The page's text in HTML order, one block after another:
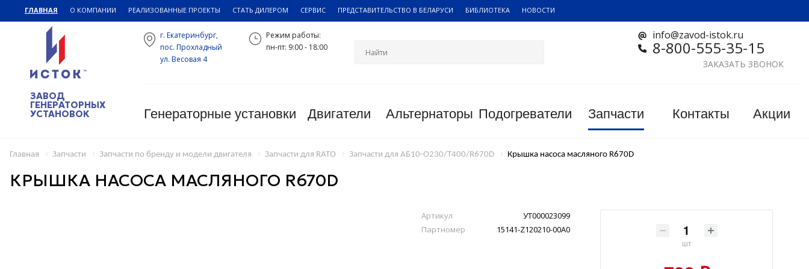
ГЛАВНАЯ О КОМПАНИИ РЕАЛИЗОВАННЫЕ ПРОЕКТЫ СТАТЬ ДИЛЕРОМ СЕРВИС ПРЕДСТАВИТЕЛЬСТВО В БЕЛАРУСИ БИБЛИОТЕКА НОВОСТИ
ЗАВОД
ГЕНЕРАТОРНЫХ
УСТАНОВОК
info@zavod-istok.ru
8-800-555-35-15
ЗАКАЗАТЬ ЗВОНОК
г. Екатеринбург,
пос. Прохладный
ул. Весовая 4
Режим работы:
пн-пт: 9:00 - 18:00
Генераторные установки Двигатели Альтернаторы Подогреватели Запчасти Контакты Акции
Главная Запчасти Запчасти по бренду и модели двигателя Запчасти для RATO Запчасти для АБ10-О230/Т400/R670D Крышка насоса масляного R670D
КРЫШКА НАСОСА МАСЛЯНОГО R670D
Артикул
УТ000023099
Партномер
15141-Z120210-00A0
шт